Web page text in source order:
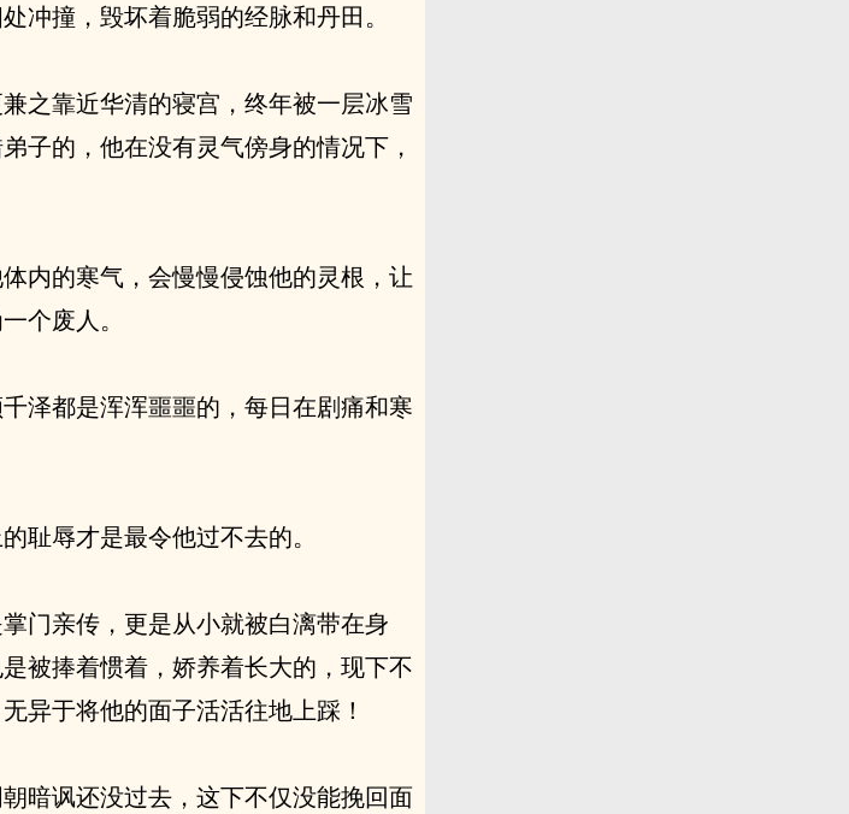
冲撞，毁坏着脆弱的经脉和丹田。
之靠近华清的寝宫，终年被一层冰雪
子的，他在没有灵气傍身的情况下，
内的寒气，会慢慢侵蚀他的灵根，让
个废人。
泽都是浑浑噩噩的，每日在剧痛和寒
耻辱才是最令他过不去的。
门亲传，更是从小就被白漓带在身
被捧着惯着，娇养着长大的，现下不
异于将他的面子活活往地上踩！
暗讽还没过去，这下不仅没能挽回面